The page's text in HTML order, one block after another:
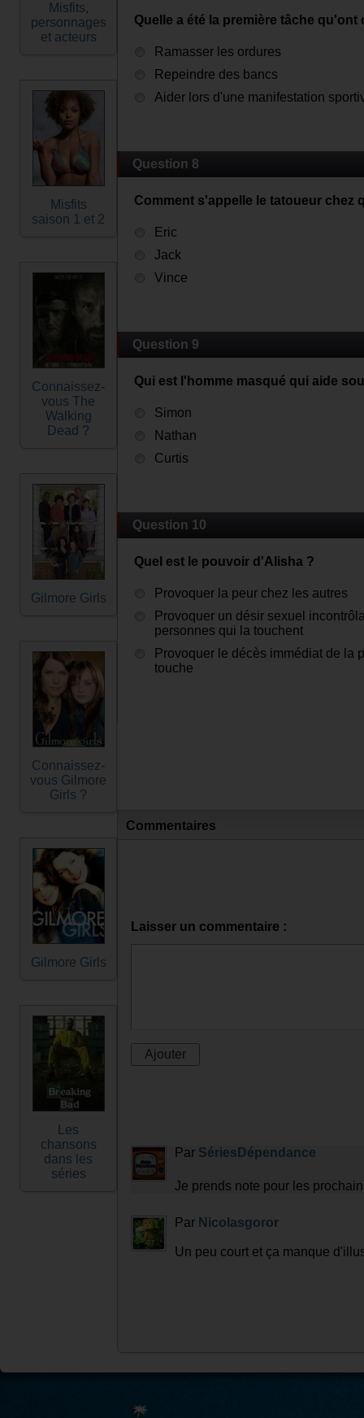
Misfits,
personnages
et acteurs
Misfits
saison 1 et 2
Connaissez-
vous The
Walking
Dead ?
Gilmore Girls
Connaissez-
vous Gilmore
Girls ?
Gilmore Girls
Les
chansons
dans les
séries
Quelle a été la première tâche
Ramasser les ordures
Repeindre des bancs
Aider lors d'une manifestation
Question 8
Comment s'appelle le tatoueur chez
Eric
Jack
Vince
Question 9
Qui est l'homme masqué qui aide
Simon
Nathan
Curtis
Question 10
Quel est le pouvoir d'Alisha ?
Provoquer la peur chez les autres
Provoquer un désir sexuel
personnes qui la touchent
Provoquer le décès immédiat de la
touche
Commentaires
Laisser un commentaire :
Par SériesDépendance
Je prends note pour les
Par Nicolasgoror
Un peu court et ça manque